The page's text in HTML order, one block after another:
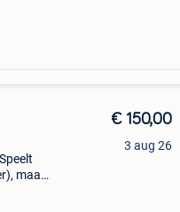
maar
€ 150,00
3 aug 26